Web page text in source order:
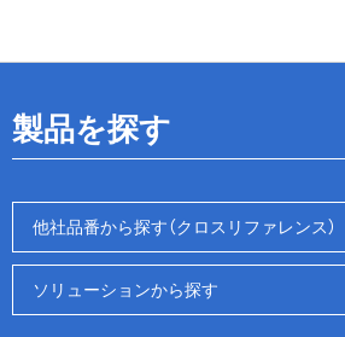
製品を探す
他社品番から探す（クロスリファレンス）
ソリューションから探す